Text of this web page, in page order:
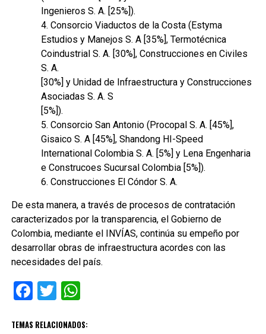
Ingenieros S. A. [25%]).
4. Consorcio Viaductos de la Costa (Estyma
Estudios y Manejos S. A [35%], Termotécnica
Coindustrial S. A. [30%], Construcciones en Civiles
S. A.
[30%] y Unidad de Infraestructura y Construcciones
Asociadas S. A. S
[5%]).
5. Consorcio San Antonio (Procopal S. A. [45%],
Gisaico S. A [45%], Shandong HI-Speed
International Colombia S. A. [5%] y Lena Engenharia
e Construcoes Sucursal Colombia [5%]).
6. Construcciones El Cóndor S. A.
De esta manera, a través de procesos de contratación
caracterizados por la transparencia, el Gobierno de
Colombia, mediante el INVÍAS, continúa su empeño por
desarrollar obras de infraestructura acordes con las
necesidades del país.
Facebook
TwitterWhatsApp
TEMAS RELACIONADOS: